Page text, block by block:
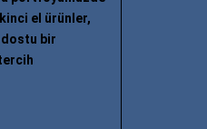
el ürünler,
bir